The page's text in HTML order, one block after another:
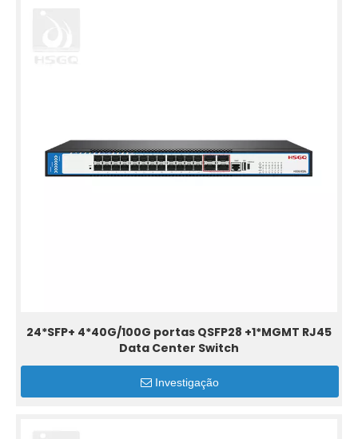
24*SFP+ 4*40G/100G portas QSFP28 +1*MGMT RJ45
Data Center Switch
Investigação